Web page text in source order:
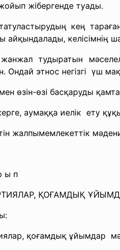
жібергенде туады.
кең
айқындалады, келісімнің
тудыратын
Ондай этнос негізгі үш
өзін-өзі басқаруды
аумаққа иелік ету
жалпымемлекеттік
ы п
ҚОҒАМДЫҚ
қоғамдық ұйымдар